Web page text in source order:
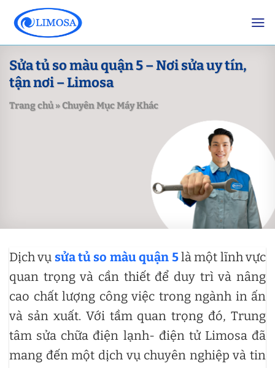
content
Sửa tủ so màu quận 5 – Nơi sửa uy tín,
tận nơi – Limosa
Trang chủ»Chuyên Mục Máy Khác
Dịch vụ sửa tủ so màu quận 5là một lĩnh vực
quan trọng và cần thiết để duy trì và nâng
cao chất lượng công việc trong ngành in ấn
và sản xuất. Với tầm quan trọng đó, Trung
tâm sửa chữa điện lạnh- điện tử Limosa đã
mang đến một dịch vụ chuyên nghiệp và tin